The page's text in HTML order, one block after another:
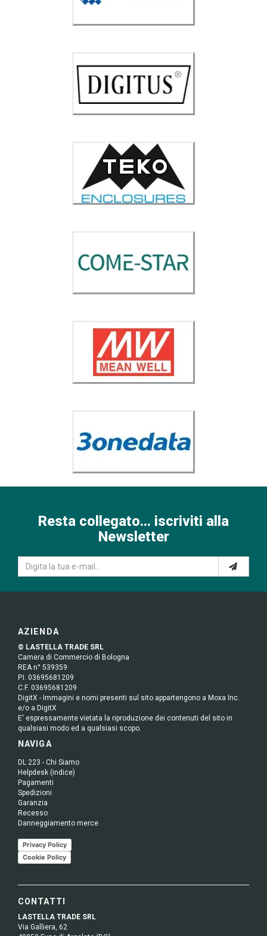
Resta collegato... iscriviti alla
Newsletter
AZIENDA
© LASTELLA TRADE SRL
Camera di Commercio di Bologna
REA n° 539359
P.I. 03695681209
C.F. 03695681209
DigitX - Immagini e nomi presenti sul sito appartengono a Moxa Inc.
e/o a DigitX
E' espressamente vietata la riproduzione dei contenuti del sito in
qualsiasi modo ed a qualsiasi scopo.
NAVIGA
DL 223 - Chi Siamo
Helpdesk (indice)
Pagamenti
Spedizioni
Garanzia
Recesso
Danneggiamento merce
Privacy Policy
Cookie Policy
CONTATTI
LASTELLA TRADE SRL
Via Galliera, 62